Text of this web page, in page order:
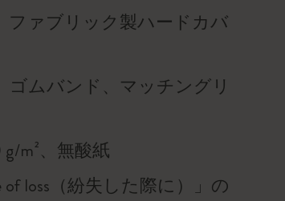
ファブリック製ハードカバ
ゴムバンド、マッチングリ
m²、無酸紙
of loss（紛失した際に）」の